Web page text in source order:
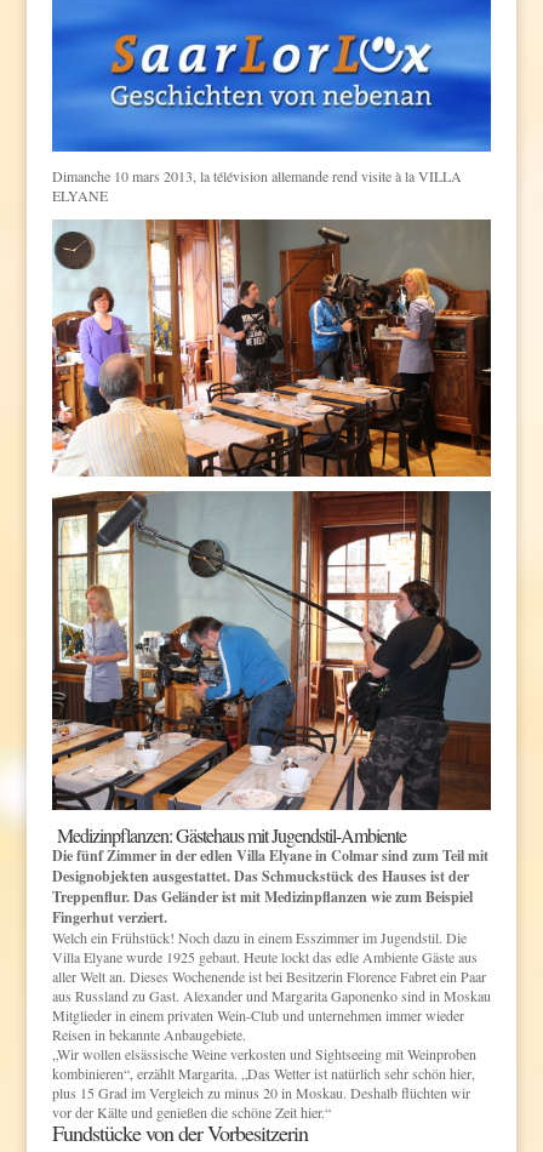
Dimanche 10 mars 2013, la télévision allemande rend visite à la VILLA
ELYANE
Medizinpflanzen: Gästehaus mit Jugendstil-Ambiente
Die fünf Zimmer in der edlen Villa Elyane in Colmar sind zum Teil mit
Designobjekten ausgestattet. Das Schmuckstück des Hauses ist der
Treppenflur. Das Geländer ist mit Medizinpflanzen wie zum Beispiel
Fingerhut verziert.
Welch ein Frühstück! Noch dazu in einem Esszimmer im Jugendstil. Die
Villa Elyane wurde 1925 gebaut. Heute lockt das edle Ambiente Gäste aus
aller Welt an. Dieses Wochenende ist bei Besitzerin Florence Fabret ein Paar
aus Russland zu Gast. Alexander und Margarita Gaponenko sind in Moskau
Mitglieder in einem privaten Wein-Club und unternehmen immer wieder
Reisen in bekannte Anbaugebiete.
„Wir wollen elsässische Weine verkosten und Sightseeing mit Weinproben
kombinieren“, erzählt Margarita. „Das Wetter ist natürlich sehr schön hier,
plus 15 Grad im Vergleich zu minus 20 in Moskau. Deshalb flüchten wir
vor der Kälte und genießen die schöne Zeit hier.“
Fundstücke von der Vorbesitzerin